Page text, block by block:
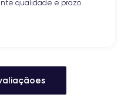
qualidade e prazo